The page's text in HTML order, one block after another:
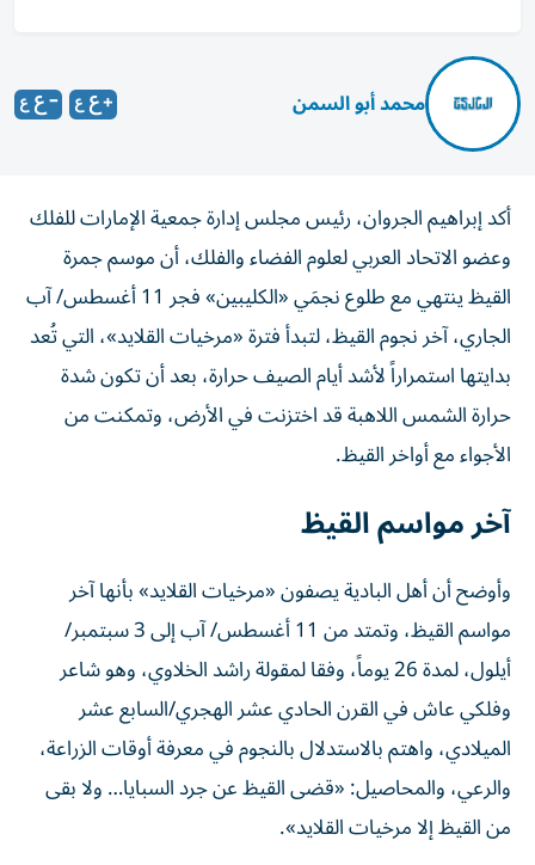
محمد أبو السمن
أكد إبراهيم الجروان، رئيس مجلس إدارة جمعية الإمارات للفلك
وعضو الاتحاد العربي لعلوم الفضاء والفلك، أن موسم جمرة
القيظ ينتهي مع طلوع نجمَي «الكليبين» فجر 11 أغسطس/ آب
الجاري، آخر نجوم القيظ، لتبدأ فترة «مرخيات القلايد»، التي تُعد
بدايتها استمراراً لأشد أيام الصيف حرارة، بعد أن تكون شدة
حرارة الشمس اللاهبة قد اختزنت في الأرض، وتمكنت من
الأجواء مع أواخر القيظ.
آخر مواسم القيظ
وأوضح أن أهل البادية يصفون «مرخيات القلايد» بأنها آخر
مواسم القيظ، وتمتد من 11 أغسطس/ آب إلى 3 سبتمبر/
أيلول، لمدة 26 يوماً، وفقا لمقولة راشد الخلاوي، وهو شاعر
وفلكي عاش في القرن الحادي عشر الهجري/السابع عشر
الميلادي، واهتم بالاستدلال بالنجوم في معرفة أوقات الزراعة،
والرعي، والمحاصيل: «قضى القيظ عن جرد السبايا… ولا بقى
من القيظ إلا مرخيات القلايد».